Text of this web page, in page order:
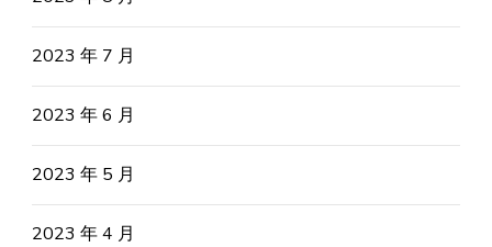
2023 年 7 月
2023 年 6 月
2023 年 5 月
2023 年 4 月